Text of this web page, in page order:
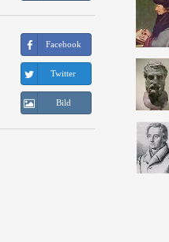
Facebook
Twitter
Bild